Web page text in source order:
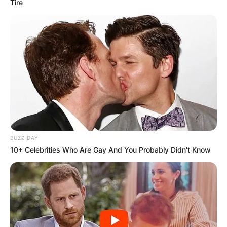
Veja outras formas de doações,aqui!
SHARE THIS Share it Tweet
Share it Pin it
PUBLICAÇÕES RELACIONADAS
Tire
BUZZ DAY
10+ Celebrities Who Are Gay And You Probably Didn't Know